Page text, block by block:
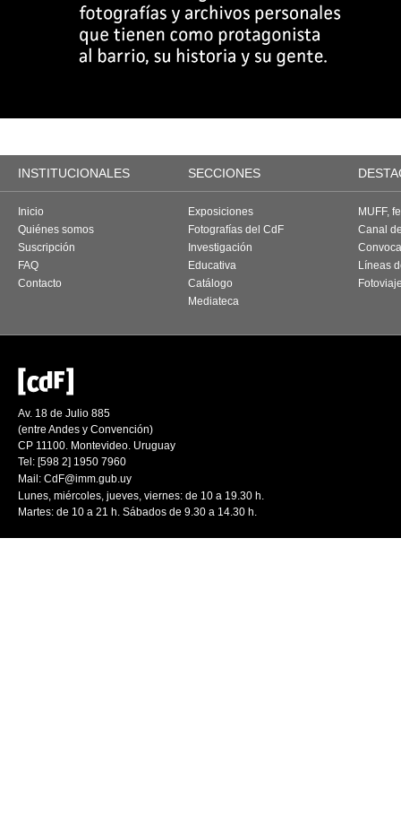
INSTITUCIONALES SECCIONES
Inicio
Quiénes somos
Suscripción
FAQ
Contacto
Exposiciones
Fotografías del CdF
Investigación
Educativa
Catálogo
Mediateca
MUFF,
Canal
Líneas
Av. 18 de Julio 885
(entre Andes y Convención)
CP 11100. Montevideo. Uruguay
Tel: [598 2] 1950 7960
Mail: CdF@imm.gub.uy
Lunes, miércoles, jueves, viernes: de 10 a 19.30 h.
Martes: de 10 a 21 h. Sábados de 9.30 a 14.30 h.